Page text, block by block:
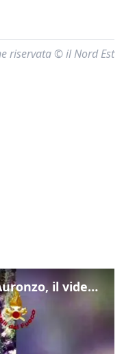
riservata © il Nord Est
Frana lambisce le case di Auronzo, il video dall'elicottero dei vigili del fuoco